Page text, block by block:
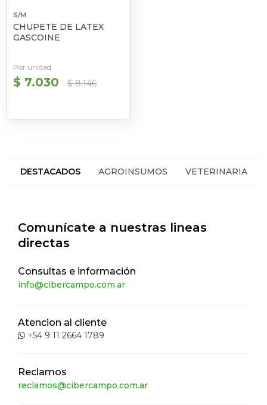
S/M
CHUPETE DE LATEX
GASCOINE
Por unidad
$ 7.030 $ 8.146
DESTACADOS AGROINSUMOS VETERINARIA
Comunícate a nuestras lineas
directas
Consultas e información
info@cibercampo.com.ar
Atencion al cliente
+54 9 11 2664 1789
Reclamos
reclamos@cibercampo.com.ar